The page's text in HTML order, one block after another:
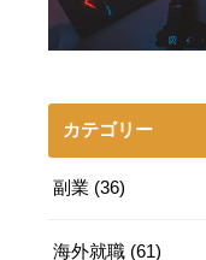
カテゴリー
副業 (36)
海外就職 (61)